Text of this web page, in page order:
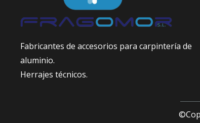
Fabricantes de accesorios para carpintería de
aluminio.
Herrajes técnicos.